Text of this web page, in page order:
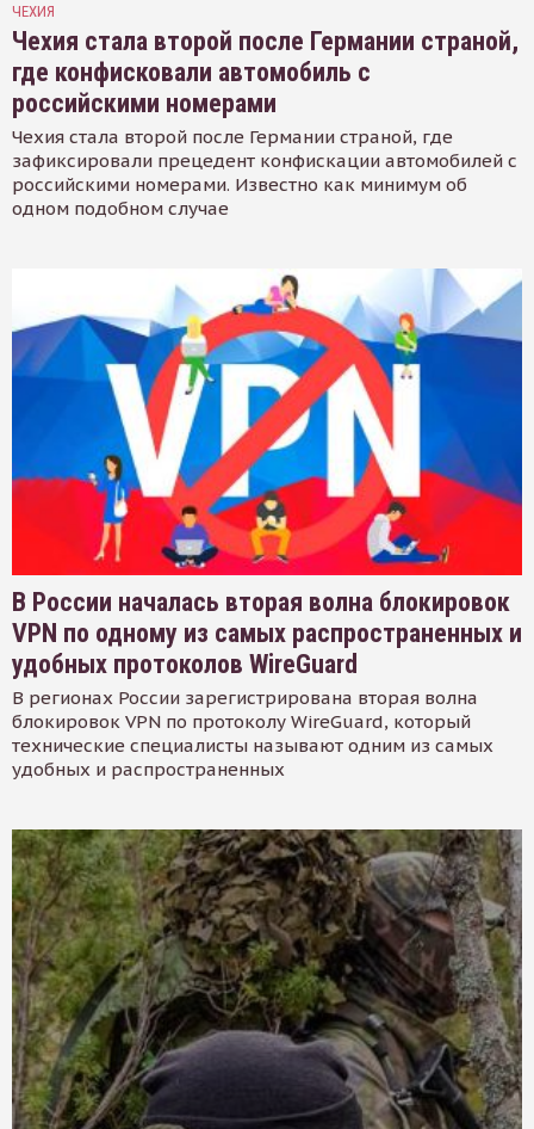
ЧЕХИЯ
Чехия стала второй после Германии страной,
где конфисковали автомобиль с
российскими номерами
Чехия стала второй после Германии страной, где
зафиксировали прецедент конфискации автомобилей с
российскими номерами. Известно как минимум об
одном подобном случае
В России началась вторая волна блокировок
VPN по одному из самых распространенных и
удобных протоколов WireGuard
В регионах России зарегистрирована вторая волна
блокировок VPN по протоколу WireGuard, который
технические специалисты называют одним из самых
удобных и распространенных